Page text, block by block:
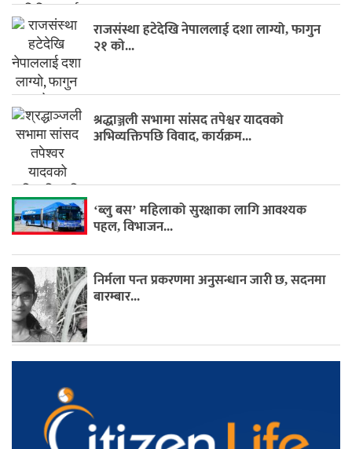
राजसंस्था हटेदेखि नेपाललाई दशा लाग्यो, फागुन
२१ को...
श्रद्धाञ्जली सभामा सांसद तपेश्वर यादवको
अभिव्यक्तिपछि विवाद, कार्यक्रम...
‘ब्लु बस’ महिलाको सुरक्षाका लागि आवश्यक
पहल, विभाजन...
निर्मला पन्त प्रकरणमा अनुसन्धान जारी छ, सदनमा
बारम्बार...